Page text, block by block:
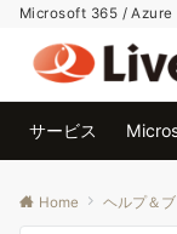
Microsoft 365 /
サービス
Home ヘルプ＆